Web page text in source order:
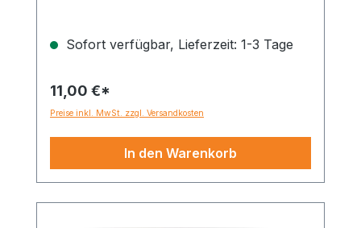
Sofort verfügbar, Lieferzeit: 1-3 Tage
11,00 €*
Preise inkl. MwSt. zzgl. Versandkosten
In den Warenkorb